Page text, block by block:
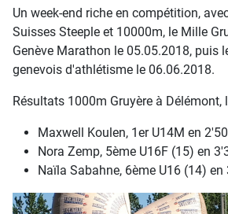
Un week-end riche en compétition,
Suisses Steeple et 10000m, le Mille
Genève Marathon le 05.05.2018, puis
genevois d'athlétisme le 06.06.2018.
Résultats 1000m Gruyère à Délémont,
Maxwell Koulen, 1er U14M en
Nora Zemp, 5ème U16F (15) en
Naïla Sabahne, 6ème U16 (14) en